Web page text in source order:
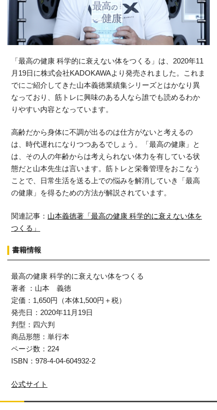
「最高の健康 科学的に衰えない体をつくる」は、2020年11
月19日に株式会社KADOKAWAより発売されました。これま
でにご紹介してきた山本義徳業績集シリーズとはかなり異
なっており、筋トレに興味のある人なら誰でも読めるわか
りやすい内容となっています。
高齢だから身体に不調が出るのは仕方がないと考えるの
は、時代遅れになりつつあるでしょう。「最高の健康」と
は、その人の年齢からは考えられない体力を有している状
態だと山本先生は言います。筋トレと栄養管理をおこなう
ことで、日常生活を送る上での悩みを解消していき「最高
の健康」を得るための方法が解説されています。
関連記事： 山本義徳著「最高の健康 科学的に衰えない体を
つくる」
書籍情報
最高の健康 科学的に衰えない体をつくる
著者 ：山本 義徳
定価：1,650円（本体1,500円＋税）
発売日：2020年11月19日
判型：四六判
商品形態：単行本
ページ数：224
ISBN：978-4-04-604932-2
公式サイト